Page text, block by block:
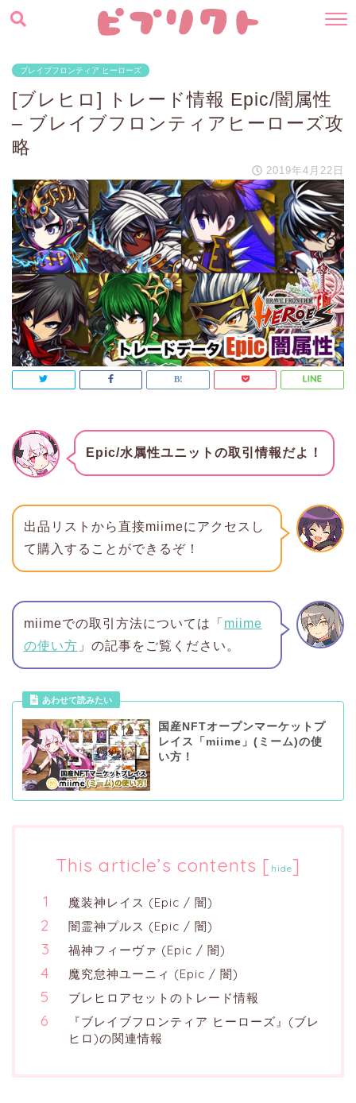
ブレイブフロンティア ヒーローズ
[ブレヒロ] トレード情報 Epic/闇属性
– ブレイブフロンティアヒーローズ攻
略
2019年4月22日
Epic/水属性ユニットの取引情報だよ！
出品リストから直接miimeにアクセスし
て購入することができるぞ！
miimeでの取引方法については「 miime
の使い方 」の記事をご覧ください。
あわせて読みたい
国産NFTオープンマーケットプ
レイス「miime」(ミーム)の使
い方！
This article’s contents [ hide]
魔装神レイス (Epic / 闇)
闇霊神プルス (Epic / 闇)
禍神フィーヴァ (Epic / 闇)
魔究怠神ユーニィ (Epic / 闇)
ブレヒロアセットのトレード情報
『ブレイブフロンティア ヒーローズ』(ブレ
ヒロ)の関連情報